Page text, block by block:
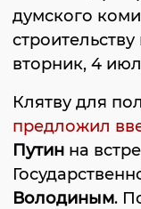
думского
вторник, 4
Клятву для
предложил
Путин на
Володиным.